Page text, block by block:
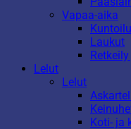
Vapaa-aika
Kuntoilu
Laukut
Lelut
Lelut
Koti- ja